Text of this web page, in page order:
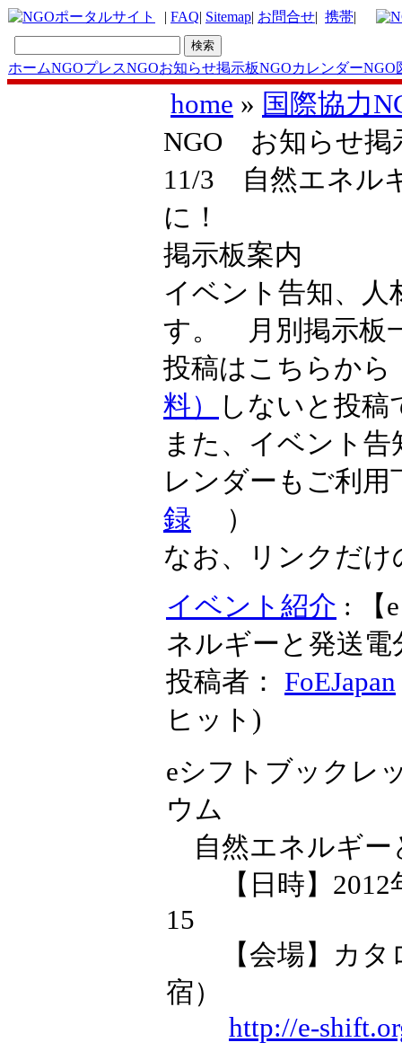
| FAQ| Sitemap| お問合せ| 携帯|
ホームNGOプレスNGOお知らせ掲示板NGOカレンダーNGO
home » 国際協力
NGO お知らせ掲
11/3 自然エネル
に！
掲示板案内
イベント告知、人
す。 月別掲示
投稿はこちらか
料）
しないと投
また、イベント
レンダーもご利
録 ）
なお、リンクだ
イベント紹介 : 【
ネルギーと発送電
投稿者： FoEJapan
ヒット )
eシフトブックレ
ウム
自然エネルギー
【日時】2012
15
【会場】カタ
宿）
http://e-